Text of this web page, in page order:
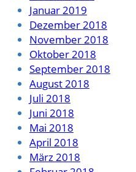
Januar 2019
Dezember 2018
November 2018
Oktober 2018
September 2018
August 2018
Juli 2018
Juni 2018
Mai 2018
April 2018
März 2018